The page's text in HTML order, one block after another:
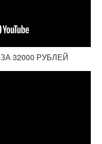
32000 РУБЛЕЙ